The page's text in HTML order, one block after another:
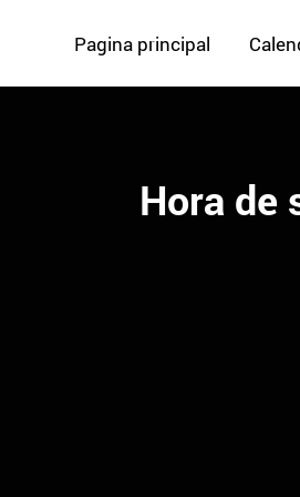
Pagina principal
Hora de